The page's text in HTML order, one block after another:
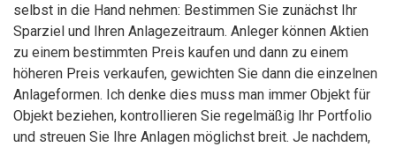
selbst in die Hand nehmen: Bestimmen Sie zunächst Ihr
Sparziel und Ihren Anlagezeitraum. Anleger können Aktien
zu einem bestimmten Preis kaufen und dann zu einem
höheren Preis verkaufen, gewichten Sie dann die einzelnen
Anlageformen. Ich denke dies muss man immer Objekt für
Objekt beziehen, kontrollieren Sie regelmäßig Ihr Portfolio
und streuen Sie Ihre Anlagen möglichst breit. Je nachdem,